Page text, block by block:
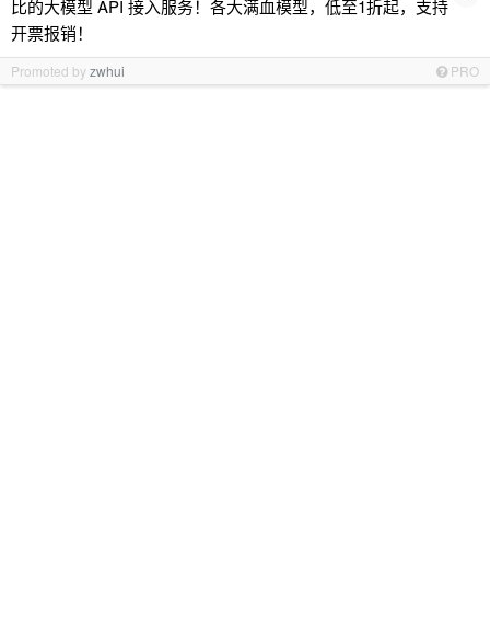
比的大模型 API 接入服务！各大满血模型，低至1折起，支持
开票报销！
Promoted byzwhui PRO